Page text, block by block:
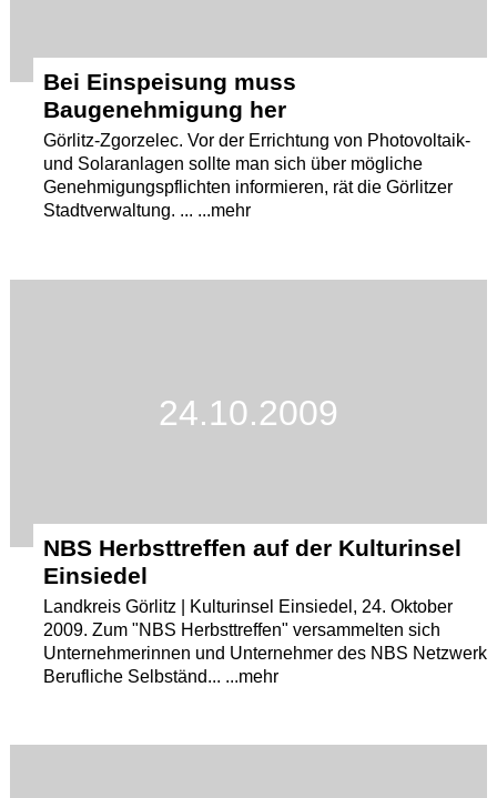
Bei Einspeisung muss
Baugenehmigung her
Görlitz-Zgorzelec. Vor der Errichtung von Photovoltaik-
und Solaranlagen sollte man sich über mögliche
Genehmigungspflichten informieren, rät die Görlitzer
Stadtverwaltung. ... ...mehr
24.10.2009
NBS Herbsttreffen auf der Kulturinsel
Einsiedel
Landkreis Görlitz | Kulturinsel Einsiedel, 24. Oktober
2009. Zum "NBS Herbsttreffen" versammelten sich
Unternehmerinnen und Unternehmer des NBS Netzwerk
Berufliche Selbständ... ...mehr